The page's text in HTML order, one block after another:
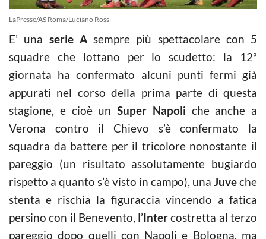
LaPresse/AS Roma/Luciano Rossi
E’ una serie Asempre più spettacolare con 5
squadre che lottano per lo scudetto: la 12ª
giornata ha confermato alcuni punti fermi già
appurati nel corso della prima parte di questa
stagione, e cioè un Super Napoli che anche a
Verona contro il Chievo s’è confermato la
squadra da battere per il tricolore nonostante il
pareggio (un risultato assolutamente bugiardo
rispetto a quanto s’è visto in campo), una Juveche
stenta e rischia la figuraccia vincendo a fatica
persino con il Benevento, l’Intercostretta al terzo
pareggio dopo quelli con Napoli e Bologna, ma